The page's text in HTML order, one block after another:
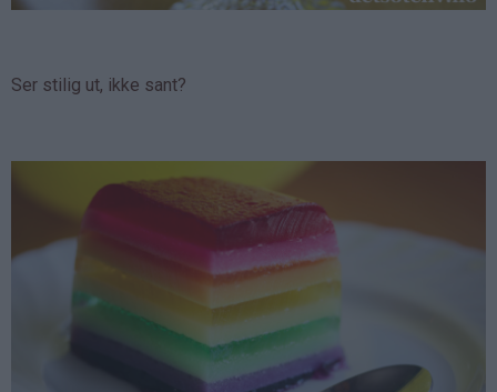
Ser stilig ut, ikke sant?